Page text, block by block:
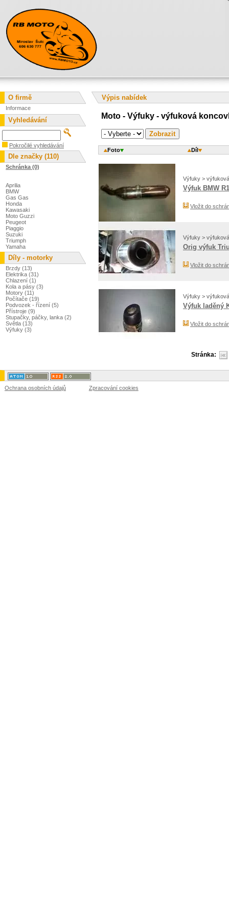
Výpis nabídek
Moto - Výfuky - výfuková
Foto Díl
Výfuky >
Výfuk BMW
Vložit do
Výfuky >
Orig výfuk
Vložit do
Výfuky >
Výfuk laděný
Vložit do
Stránka:
O firmě
Informace
Vyhledávání
Pokročilé vyhledávání
Dle značky (110)
Schránka (0)
Aprilia
BMW
Gas Gas
Honda
Kawasaki
Moto Guzzi
Peugeot
Piaggio
Suzuki
Triumph
Yamaha
Díly - motorky
Brzdy (13)
Elektrika (31)
Chlazení (1)
Kola a pásy (3)
Motory (11)
Počítače (19)
Podvozek - řízení (5)
Přístroje (9)
Stupačky, páčky, lanka (2)
Světla (13)
Výfuky (3)
Ochrana osobních údajů Zpracování cookies